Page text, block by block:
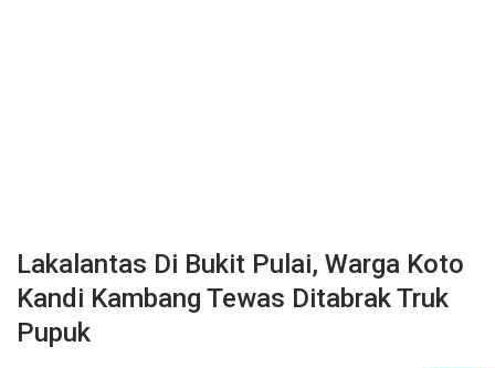
Lakalantas Di Bukit Pulai, Warga Koto
Kandi Kambang Tewas Ditabrak Truk
Pupuk